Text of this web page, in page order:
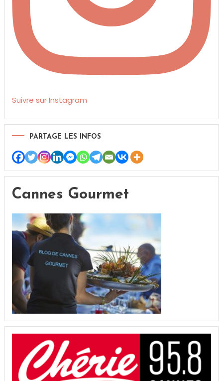
Suivre sur Instagram
PARTAGE LES INFOS
Cannes Gourmet